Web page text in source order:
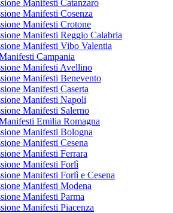
Manifesti Catanzaro
Manifesti Cosenza
Manifesti Crotone
Manifesti Reggio Calabria
Manifesti Vibo Valentia
Campania
Manifesti Avellino
Manifesti Benevento
Manifesti Caserta
Manifesti Napoli
Manifesti Salerno
Emilia Romagna
Manifesti Bologna
Manifesti Cesena
Manifesti Ferrara
Manifesti Forlì
Manifesti Forlì e Cesena
Manifesti Modena
Manifesti Parma
Manifesti Piacenza